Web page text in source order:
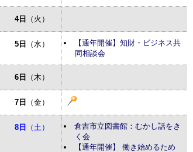
4日 （火）
5日 （水）
【通年開催】知財・ビジネス共
同相談会
6日 （木）
7日 （金）
8日 （土）
倉吉市立図書館：むかし話をき
く会
【通年開催】 働き始めるため